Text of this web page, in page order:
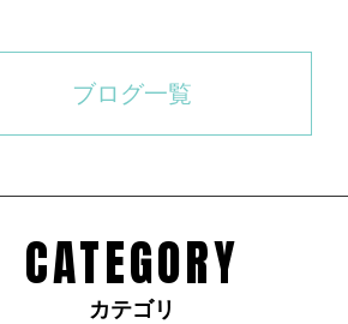
ブログ一覧
CATEGORY
カテゴリ